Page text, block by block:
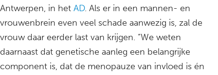
Antwerpen, in het AD. Als er in een mannen- en
vrouwenbrein even veel schade aanwezig is, zal de
vrouw daar eerder last van krijgen. “We weten
daarnaast dat genetische aanleg een belangrijke
component is, dat de menopauze van invloed is én